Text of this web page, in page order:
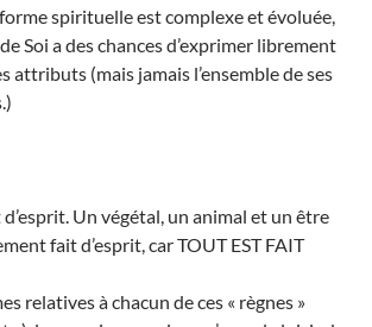
spirituelle est complexe et évoluée,
Soi a des chances d’exprimer librement
attributs (mais jamais l’ensemble de ses
Un végétal, un animal et un être
fait d’esprit, car TOUT EST FAIT
relatives à chacun de ces « règnes »